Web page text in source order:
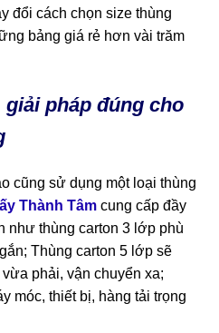
đổi cách chọn size thùng
bảng giá rẻ hơn vài trăm
pháp đúng cho
cũng sử dụng một loại thùng
Thành Tâm cung cấp đầy
như thùng carton 3 lớp phù
Thùng carton 5 lớp sẽ
phải, vận chuyển xa;
móc, thiết bị, hàng tải trọng